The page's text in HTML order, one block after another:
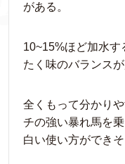
がある。
10~15%ほど加水す
たく味のバランス
全くもって分かり
チの強い暴れ馬を
白い使い方ができそ